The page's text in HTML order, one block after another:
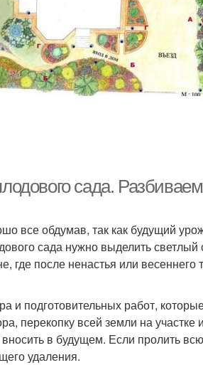
сада.
все обдумав, так как будущий
сада нужно выделить светлый
после ненастья или весеннего
и подготовительных работ,
перекопку всей земли на
в будущем. Если пролить
удаления.